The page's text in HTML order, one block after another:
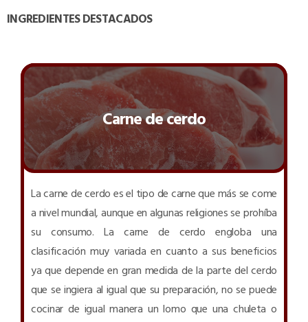
INGREDIENTES DESTACADOS
Carne de cerdo
La carne de cerdo es el tipo de carne que más se come
a nivel mundial, aunque en algunas religiones se prohíba
su consumo. La carne de cerdo engloba una
clasificación muy variada en cuanto a sus beneficios
ya que depende en gran medida de la parte del cerdo
que se ingiera al igual que su preparación, no se puede
cocinar de igual manera un lomo que una chuleta o